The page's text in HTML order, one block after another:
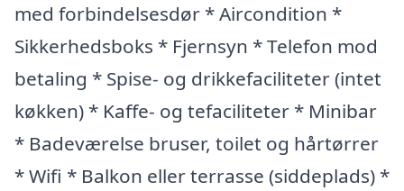
med forbindelsesdør * Aircondition *
Sikkerhedsboks * Fjernsyn * Telefon mod
betaling * Spise- og drikkefaciliteter (intet
køkken) * Kaffe- og tefaciliteter * Minibar
* Badeværelse bruser, toilet og hårtørrer
* Wifi * Balkon eller terrasse (siddeplads) *